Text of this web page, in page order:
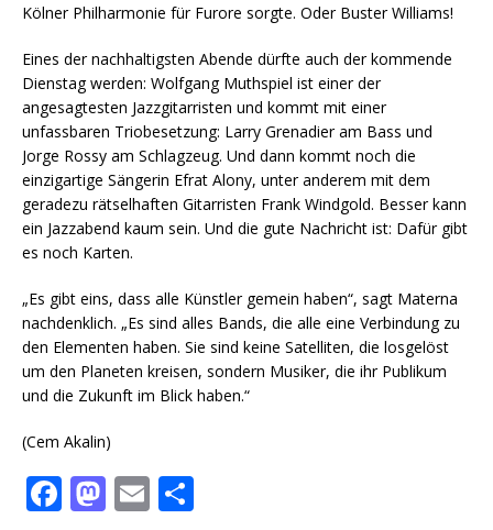
Kölner Philharmonie für Furore sorgte. Oder Buster Williams!
Eines der nachhaltigsten Abende dürfte auch der kommende
Dienstag werden: Wolfgang Muthspiel ist einer der
angesagtesten Jazzgitarristen und kommt mit einer
unfassbaren Triobesetzung: Larry Grenadier am Bass und
Jorge Rossy am Schlagzeug. Und dann kommt noch die
einzigartige Sängerin Efrat Alony, unter anderem mit dem
geradezu rätselhaften Gitarristen Frank Windgold. Besser kann
ein Jazzabend kaum sein. Und die gute Nachricht ist: Dafür gibt
es noch Karten.
„Es gibt eins, dass alle Künstler gemein haben“, sagt Materna
nachdenklich. „Es sind alles Bands, die alle eine Verbindung zu
den Elementen haben. Sie sind keine Satelliten, die losgelöst
um den Planeten kreisen, sondern Musiker, die ihr Publikum
und die Zukunft im Blick haben.“
(Cem Akalin)
F M E